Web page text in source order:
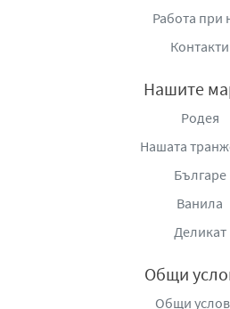
Работа при
Контакти
Нашите
Родея
Нашата
Българе
Ванила
Деликат
Общи
Общи